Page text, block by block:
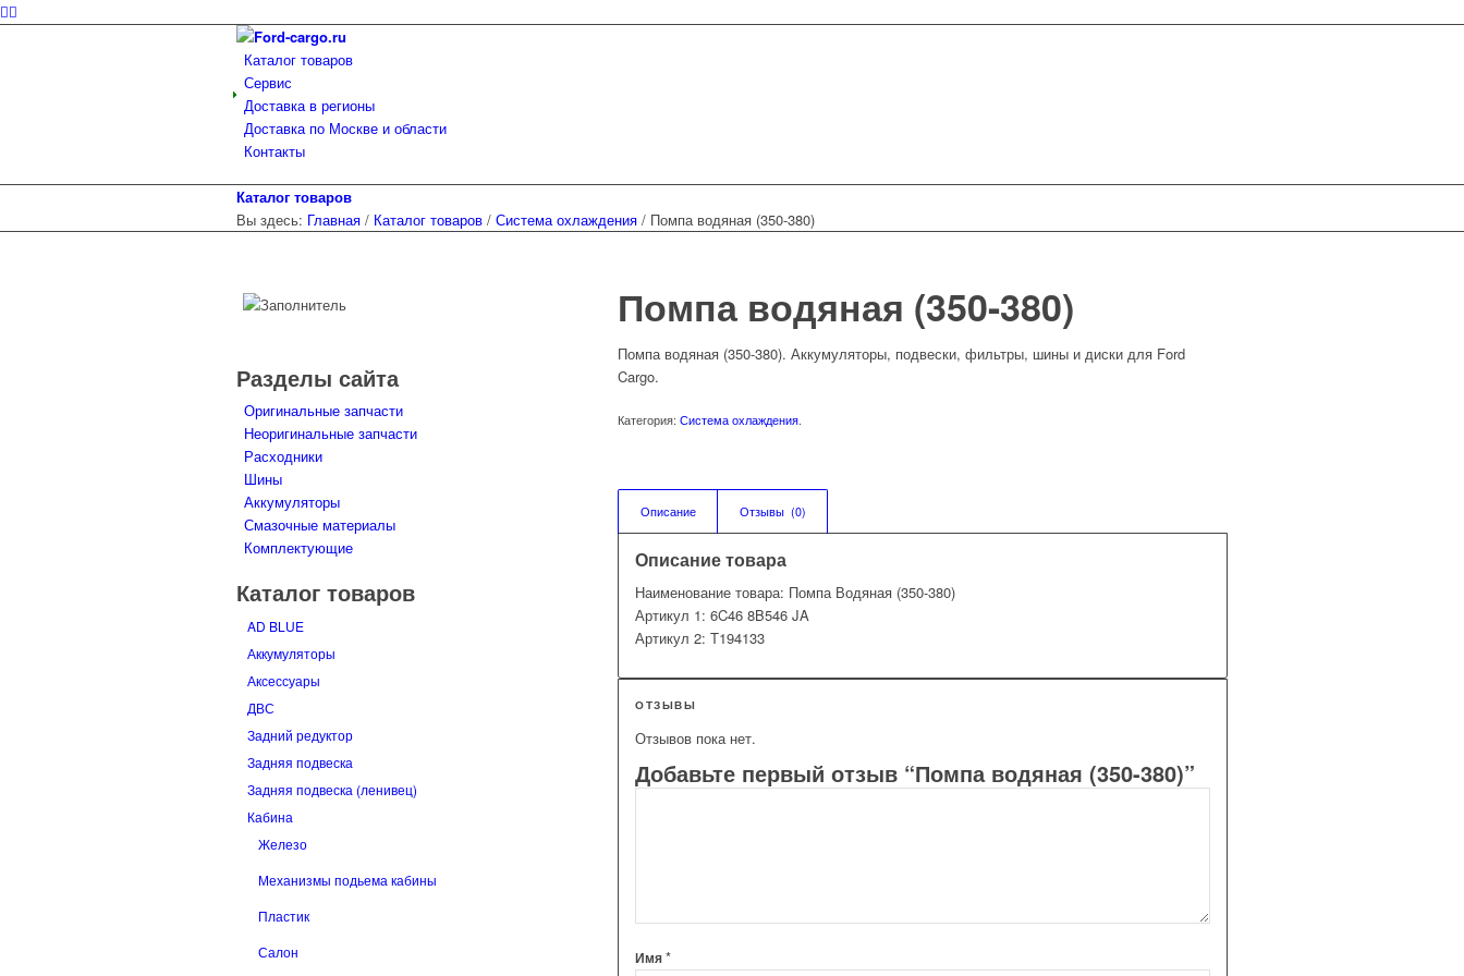
Каталог товаров
Сервис
Доставка в регионы
Доставка по Москве и области
Контакты
Каталог товаров
Вы здесь: Главная / Каталог товаров / Система охлаждения / Помпа водяная (350-380)
Разделы сайта
Оригинальные запчасти
Неоригинальные запчасти
Расходники
Шины
Аккумуляторы
Смазочные материалы
Комплектующие
Каталог товаров
AD BLUE
Аккумуляторы
Аксессуары
ДВС
Задний редуктор
Задняя подвеска
Задняя подвеска (ленивец)
Кабина
Железо
Механизмы подьема кабины
Пластик
Салон
Помпа водяная (350-380)
Помпа водяная (350-380). Аккумуляторы, подвески, фильтры, шины и диски для Ford
Cargo.
Категория:Система охлаждения.
Описание Отзывы  (0)
Описание товара
Наименование товара: Помпа Водяная (350-380)
Артикул 1: 6C46 8B546 JA
Артикул 2: T194133
ОТЗЫВЫ
Отзывов пока нет.
Добавьте первый отзыв “Помпа водяная (350-380)”
Имя*